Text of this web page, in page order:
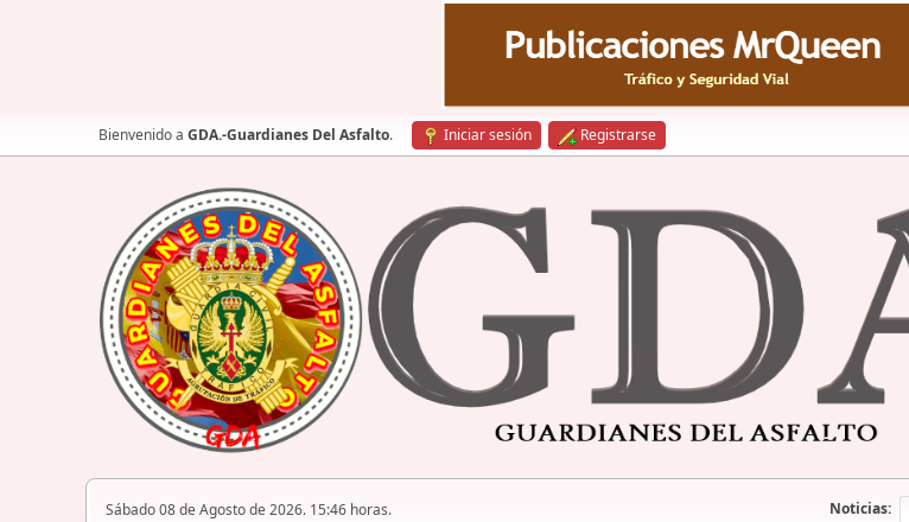
Bienvenido a GDA.-Guardianes Del Asfalto. Iniciar sesión Registrarse
Sábado 08 de Agosto de 2026. 15:46 horas. Noticias: